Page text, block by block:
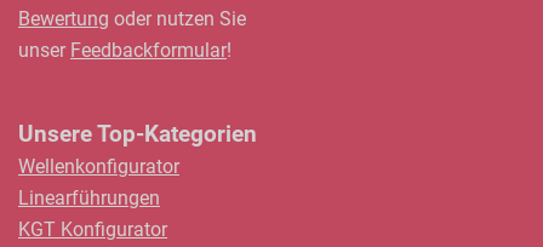
Bewertung oder nutzen Sie
unser Feedbackformular!
Unsere Top-Kategorien
Wellenkonfigurator
Linearführungen
KGT Konfigurator